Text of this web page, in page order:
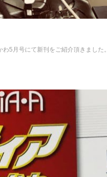
5月号にて新刊をご紹介頂きました。